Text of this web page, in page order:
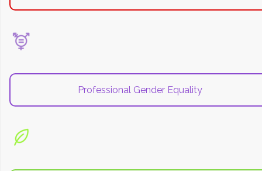
Professional Gender Equality